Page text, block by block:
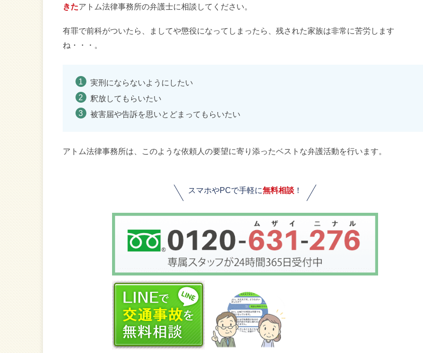
きたアトム法律事務所の弁護士に相談してください。
有罪で前科がついたら、ましてや懲役になってしまったら、残された家族は非常に苦労します
ね・・・。
実刑にならないようにしたい
釈放してもらいたい
被害届や告訴を思いとどまってもらいたい
アトム法律事務所は、このような依頼人の要望に寄り添ったベストな弁護活動を行います。
スマホやPCで手軽に無料相談 ！